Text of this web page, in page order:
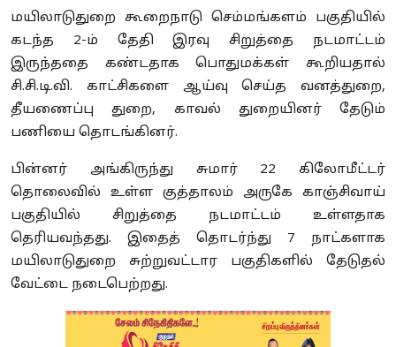
மயிலாடுதுறை கூறைநாடு செம்மங்களம் பகுதியில்
கடந்த 2-ம் தேதி இரவு சிறுத்தை நடமாட்டம்
இருந்ததை கண்டதாக பொதுமக்கள் கூறியதால்
சி.சி.டி.வி. காட்சிகளை ஆய்வு செய்த வனத்துறை,
தீயணைப்பு துறை, காவல் துறையினர் தேடும்
பணியை தொடங்கினர்.
பின்னர் அங்கிருந்து சுமார் 22 கிலோமீட்டர்
தொலைவில் உள்ள குத்தாலம் அருகே காஞ்சிவாய்
பகுதியில் சிறுத்தை நடமாட்டம் உள்ளதாக
தெரியவந்தது. இதைத் தொடர்ந்து 7 நாட்களாக
மயிலாடுதுறை சுற்றுவட்டார பகுதிகளில் தேடுதல்
வேட்டை நடைபெற்றது.